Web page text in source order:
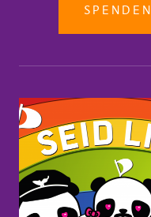
SPENDEN